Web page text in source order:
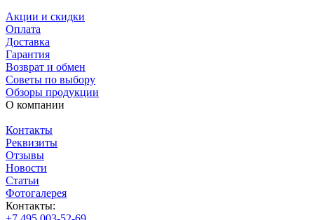
Акции и скидки
Оплата
Доставка
Гарантия
Возврат и обмен
Советы по выбору
Обзоры продукции
О компании
Контакты
Реквизиты
Отзывы
Новости
Статьи
Фотогалерея
Контакты: